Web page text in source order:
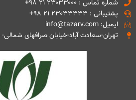
شماره تماس : ۲۳۰۳۳۰۰۰ ۲۱ ۹۸+
پشتیبانی : ۲۳۰۳۳۳۳۳ ۲۱ ۹۸+
ایمیل: info@tazarv.com
تهران-سعادت آباد-خیابان صرافهای شمالی- نبش